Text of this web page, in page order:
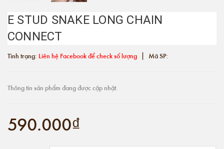
E STUD SNAKE LONG CHAIN
CONNECT
Tình trạng: Liên hệ Facebook để check số lượng | Mã SP:
Thông tin sản phẩm đang được cập nhật.
590.000₫